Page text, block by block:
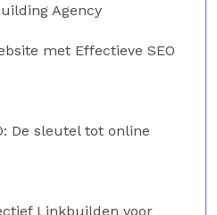
Agency
met Effectieve SEO
De sleutel tot online
Linkbuilden voor